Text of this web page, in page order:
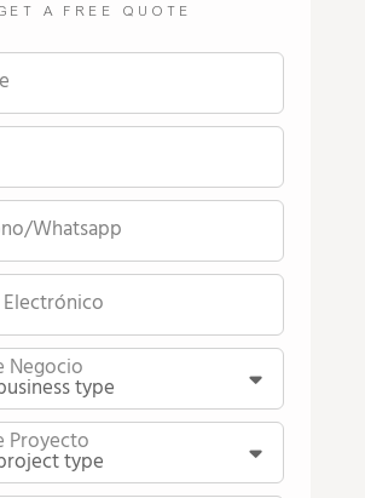
A FREE QUOTE
whatsapp
Negocio
Proyecto